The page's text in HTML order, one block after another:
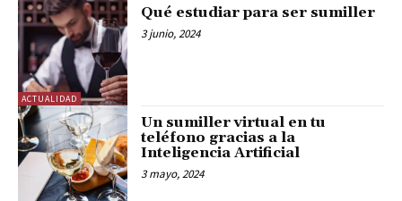
ACTUALIDAD
Qué estudiar para ser sumiller
3 junio, 2024
Un sumiller virtual en tu
teléfono gracias a la
Inteligencia Artificial
3 mayo, 2024